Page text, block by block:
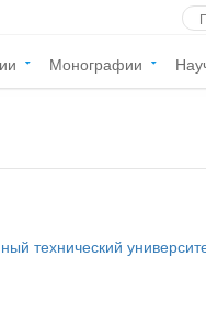
Монографии
технический